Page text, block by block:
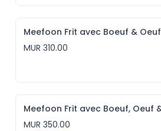
Meefoon Frit avec Boeuf & Oeuf
MUR 310.00
MUR 350.00